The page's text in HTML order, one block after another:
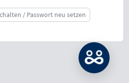
/ Passwort neu setzen